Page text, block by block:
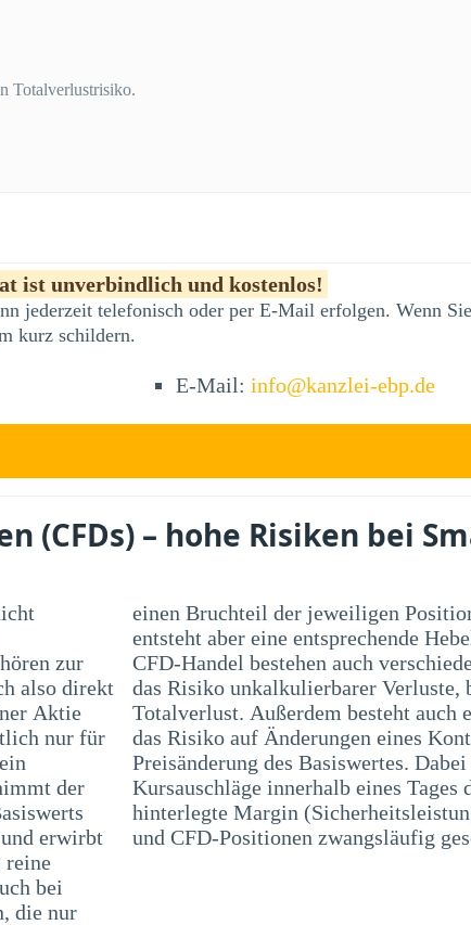
Totalverlustrisiko.
ist unverbindlich und kostenlos!
jederzeit telefonisch oder per E-Mail erfolgen. Wenn
kurz schildern.
E-Mail: info@kanzlei-ebp.de
(CFDs) – hohe Risiken bei
zur
also direkt
Aktie
nur für
der
erwirbt
reine
bei
die nur
wie z. B.
zu einem
also
einer
dass die
ist
und CFD-Positionen zwangsläufig